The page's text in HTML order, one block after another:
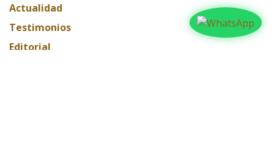
Actualidad
Testimonios
Editorial